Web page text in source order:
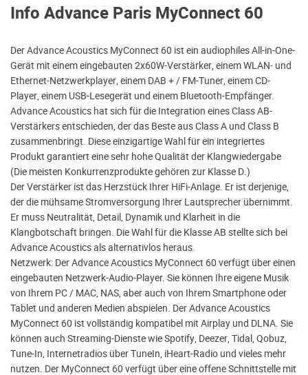
Info Advance Paris MyConnect 60
Der Advance Acoustics MyConnect 60 ist ein audiophiles All-in-One-
Gerät mit einem eingebauten 2x60W-Verstärker, einem WLAN- und
Ethernet-Netzwerkplayer, einem DAB + / FM-Tuner, einem CD-
Player, einem USB-Lesegerät und einem Bluetooth-Empfänger.
Advance Acoustics hat sich für die Integration eines Class AB-
Verstärkers entschieden, der das Beste aus Class A und Class B
zusammenbringt. Diese einzigartige Wahl für ein integriertes
Produkt garantiert eine sehr hohe Qualität der Klangwiedergabe
(Die meisten Konkurrenzprodukte gehören zur Klasse D.)
Der Verstärker ist das Herzstück Ihrer HiFi-Anlage. Er ist derjenige,
der die mühsame Stromversorgung Ihrer Lautsprecher übernimmt.
Er muss Neutralität, Detail, Dynamik und Klarheit in die
Klangbotschaft bringen. Die Wahl für die Klasse AB stellte sich bei
Advance Acoustics als alternativlos heraus.
Netzwerk: Der Advance Acoustics MyConnect 60 verfügt über einen
eingebauten Netzwerk-Audio-Player. Sie können Ihre eigene Musik
von Ihrem PC / MAC, NAS, aber auch von Ihrem Smartphone oder
Tablet und anderen Medien abspielen. Der Advance Acoustics
MyConnect 60 ist vollständig kompatibel mit Airplay und DLNA. Sie
können auch Streaming-Dienste wie Spotify, Deezer, Tidal, Qobuz,
Tune-In, Internetradios über TuneIn, iHeart-Radio und vieles mehr
nutzen. Der MyConnect 60 verfügt über eine offene Schnittstelle mit